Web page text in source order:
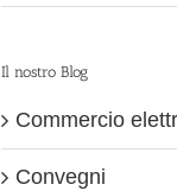
Il nostro Blog
Commercio
Convegni